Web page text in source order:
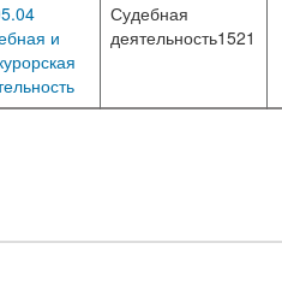
и
Судебная
деятельность1521